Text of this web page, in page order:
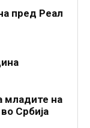
пред Реал
младите на
Србија